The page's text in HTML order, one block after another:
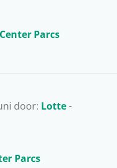
door: Lotte-
Parcs
Daarnaast kan
bezoeken, waar
in Valkenburg
kan
doen. Vervelen in
Parcs